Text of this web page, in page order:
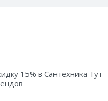
15% в Сантехника Тут